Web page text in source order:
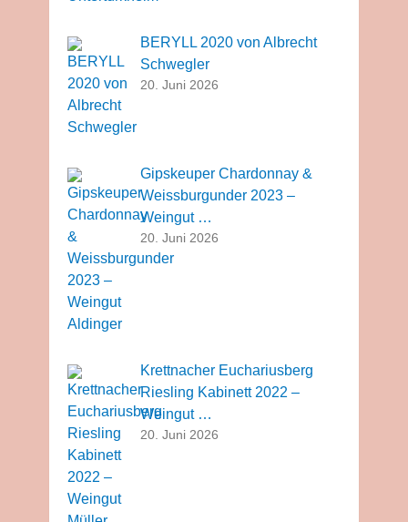
BERYLL 2020 von Albrecht
Schwegler
20. Juni 2026
Gipskeuper Chardonnay &
Weissburgunder 2023 –
Weingut …
20. Juni 2026
Krettnacher Euchariusberg
Riesling Kabinett 2022 –
Weingut …
20. Juni 2026